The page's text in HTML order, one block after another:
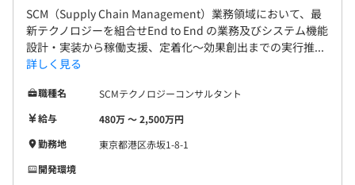
SCM（Supply Chain Management）業務領域において、最
新テクノロジーを組合せEnd to End の業務及びシステム機能
設計・実装から稼働支援、定着化～効果創出までの実行推...
詳しく見る
職種名
SCMテクノロジーコンサルタント
給与
480万 〜 2,500万円
勤務地
東京都港区赤坂1-8-1
開発環境